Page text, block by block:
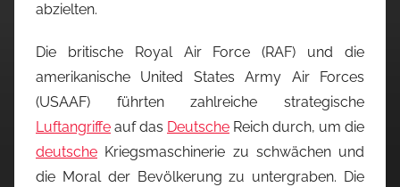
abzielten.
Die britische Royal Air Force (RAF) und die
amerikanische United States Army Air Forces
(USAAF) führten zahlreiche strategische
Luftangriffe auf das Deutsche Reich durch, um die
deutsche Kriegsmaschinerie zu schwächen und
die Moral der Bevölkerung zu untergraben. Die